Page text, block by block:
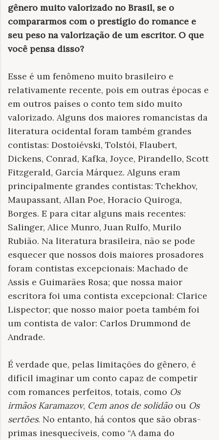
gênero muito valorizado no Brasil, se o
compararmos com o prestígio do romance e
seu peso na valorização de um escritor. O que
você pensa disso?
Esse é um fenômeno muito brasileiro e
relativamente recente, pois em outras épocas e
em outros países o conto tem sido muito
valorizado. Alguns dos maiores romancistas da
literatura ocidental foram também grandes
contistas: Dostoiévski, Tolstói, Flaubert,
Dickens, Conrad, Kafka, Joyce, Pirandello, Scott
Fitzgerald, García Márquez. Alguns eram
principalmente grandes contistas: Tchekhov,
Maupassant, Allan Poe, Horacio Quiroga,
Borges. E para citar alguns mais recentes:
Salinger, Alice Munro, Juan Rulfo, Murilo
Rubião. Na literatura brasileira, não se pode
esquecer que nossos dois maiores prosadores
foram contistas excepcionais: Machado de
Assis e Guimarães Rosa; que nossa maior
escritora foi uma contista excepcional: Clarice
Lispector; que nosso maior poeta também foi
um contista de valor: Carlos Drummond de
Andrade.
É verdade que, pelas limitações do gênero, é
difícil imaginar um conto capaz de competir
com romances perfeitos, totais, como Os
irmãos Karamazov, Cem anos de solidão ou Os
sertões. No entanto, há contos que são obras-
primas inesquecíveis, como “A dama do